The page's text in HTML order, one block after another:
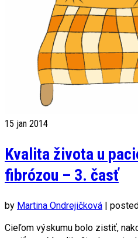
15 jan 2014
Kvalita života u
fibrózou – 3. časť
by Martina Ondrejičková |
Cieľom výskumu bolo zistiť,